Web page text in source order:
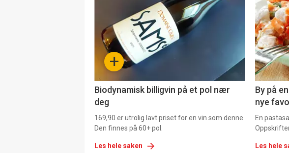
akkurat
nå
-
+
Biodynamisk billigvin på et pol nær
deg
169,90 er utrolig lavt priset for en vin som denne.
Den finnes på 60+ pol.
Les hele saken
nå
-
5
By på
nye
En
Les hele